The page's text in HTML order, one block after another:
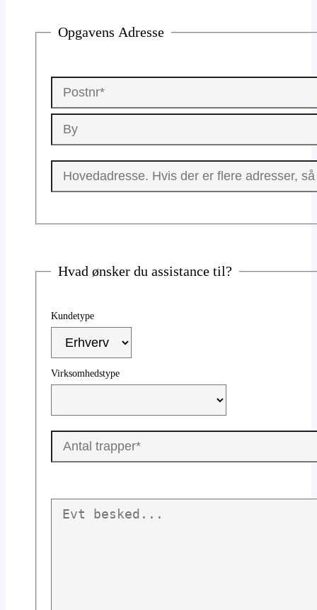
Opgavens Adresse
Hvad ønsker du assistance til?
Kundetype
Virksomhedstype